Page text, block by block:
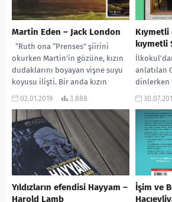
Martin Eden – Jack London
“Ruth ona “Prenses” şiirini
okurken Martin’in gözüne, kızın
dudaklarını boyayan vişne suyu
koyusu ilişti. Bir anda kızın
bütün ilahiliği...
02.01.2019 3.888
kıymetli
anlatılan
dinlerken
kusursuz
Yıldızların efendisi Hayyam –
Harold Lamb
İşim ve